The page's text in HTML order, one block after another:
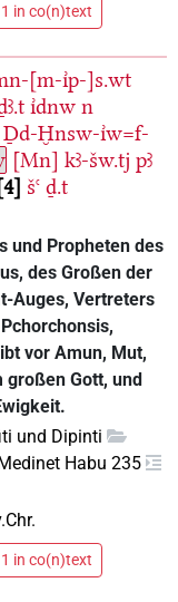
in co(n)text
[m-ı͗p-]s.wt
ı͗dnw n
Ḏd-Ḫnsw-ı͗w=f-
[Mn] kꜣ-šw.tj pꜣ
4 šꜥ ḏ.t
und Propheten des
des Großen der
Auges, Vertreters
vor Amun, Mut,
großen Gott, und
und Dipinti
Habu 235
in co(n)text